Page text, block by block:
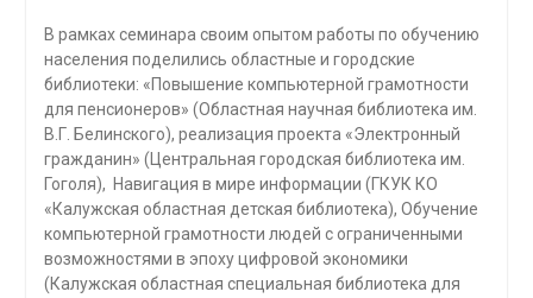
В рамках семинара своим опытом работы по обучению
населения поделились областные и городские
библиотеки: «Повышение компьютерной грамотности
для пенсионеров» (Областная научная библиотека им.
В.Г. Белинского), реализация проекта «Электронный
гражданин» (Центральная городская библиотека им.
Гоголя), Навигация в мире информации (ГКУК КО
«Калужская областная детская библиотека), Обучение
компьютерной грамотности людей с ограниченными
возможностями в эпоху цифровой экономики
(Калужская областная специальная библиотека для